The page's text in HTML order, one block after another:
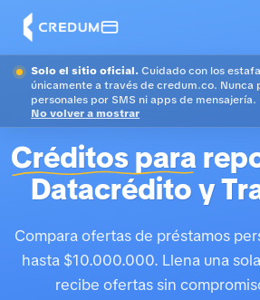
Solo el sitio oficial. Cuidado con los
únicamente a través de credum.co. Nunca
personales por SMS ni apps de mensajería.
No volver a mostrar
Créditos para
Datacrédito y
Compara ofertas de préstamos
hasta $10.000.000. Llena una
recibe ofertas sin